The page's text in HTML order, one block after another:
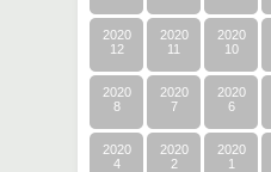
2020
12
2020
11
2020
10
2020
8
2020
7
2020
6
2020
4
2020
2
2020
1